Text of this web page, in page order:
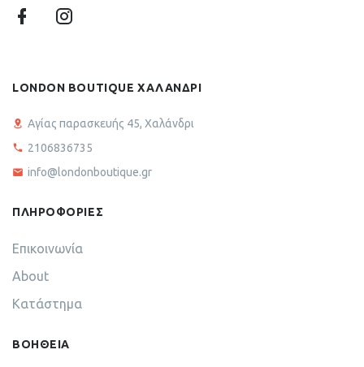
LONDON BOUTIQUE ΧΑΛΑΝΔΡΙ
Αγίας παρασκευής 45, Χαλάνδρι
2106836735
info@londonboutique.gr
ΠΛΗΡΟΦΟΡΙΕΣ
Επικοινωνία
About
Κατάστημα
ΒΟΗΘΕΙΑ